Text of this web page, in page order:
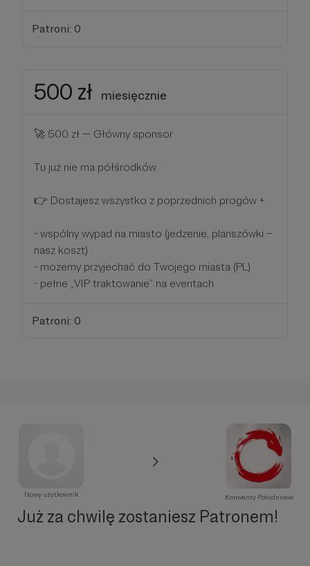
Patroni: 0
500 zł miesięcznie
🚀 500 zł — Główny sponsor
Tu już nie ma półśrodków.
👉 Dostajesz wszystko z poprzednich progów +
- wspólny wypad na miasto (jedzenie, planszówki –
nasz koszt)
- możemy przyjechać do Twojego miasta (PL)
- pełne „VIP traktowanie” na eventach
Patroni: 0
Nowy użytkownik Konwenty Południowe
Już za chwilę zostaniesz Patronem!